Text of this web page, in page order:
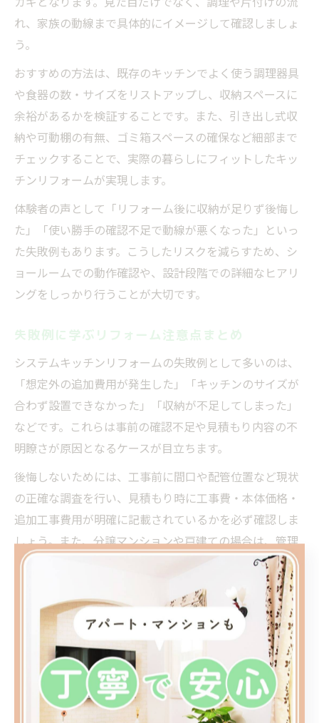
れ、家族の動線まで具体的にイメージして確認しましょ
う。
おすすめの方法は、既存のキッチンでよく使う調理器具
や食器の数・サイズをリストアップし、収納スペースに
余裕があるかを検証することです。また、引き出し式収
納や可動棚の有無、ゴミ箱スペースの確保など細部まで
チェックすることで、実際の暮らしにフィットしたキッ
チンリフォームが実現します。
体験者の声として「リフォーム後に収納が足りず後悔し
た」「使い勝手の確認不足で動線が悪くなった」といっ
た失敗例もあります。こうしたリスクを減らすため、シ
ョールームでの動作確認や、設計段階での詳細なヒアリ
ングをしっかり行うことが大切です。
失敗例に学ぶリフォーム注意点まとめ
システムキッチンリフォームの失敗例として多いのは、
「想定外の追加費用が発生した」「キッチンのサイズが
合わず設置できなかった」「収納が不足してしまった」
などです。これらは事前の確認不足や見積もり内容の不
明瞭さが原因となるケースが目立ちます。
後悔しないためには、工事前に間口や配管位置など現状
の正確な調査を行い、見積もり時に工事費・本体価格・
追加工事費用が明確に記載されているかを必ず確認しま
しょう。また、分譲マンションや戸建ての場合は、管理
規約や工事可能な時間帯などの制約も把握しておくこと
成功例から学ぶと、信頼できる業者としっかり打ち合わ
せを重ね、実例や口コミを参考にすることが満足度の高
いリフォームにつながります。初めての方も経験者も、
具体的なチェックリストを作成し、着実に準備を進める
ことがトラブル回避と満足度アップの秘訣です。